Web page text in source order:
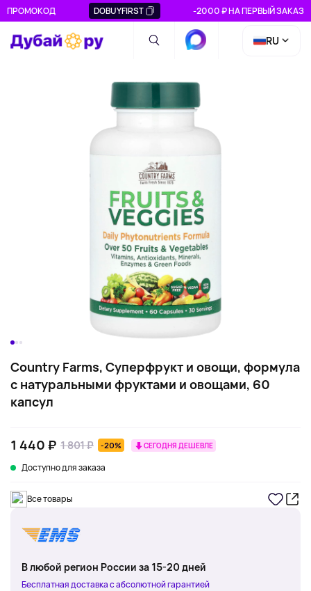
ПРОМОКОД DOBUYFIRST -2000 ₽ НА ПЕРВЫЙ ЗАКАЗ
RU
Country Farms, Суперфрукт и овощи, формула
с натуральными фруктами и овощами, 60
капсул
1 440 ₽ 1 801 ₽ -20% СЕГОДНЯ ДЕШЕВЛЕ
Доступно для заказа
Все товары
В любой регион России за 15-20 дней
Бесплатная доставка с абсолютной гарантией